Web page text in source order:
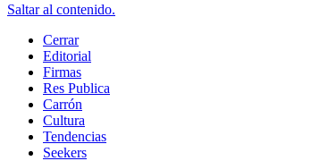
Saltar al contenido.
Cerrar
Editorial
Firmas
Res Publica
Carrón
Cultura
Tendencias
Seekers